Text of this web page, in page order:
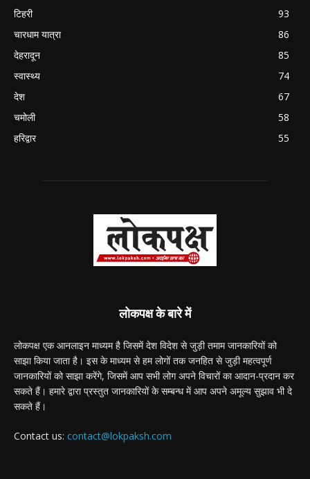
टिहरी
93
चारधाम यात्रा
86
देहरादून
85
स्वास्थ्य
74
देश
67
चमोली
58
हरिद्वार
55
लोकपक्ष के बारे में
लोकपक्ष एक आनलाइन माध्यम है जिसमें देश विदेश से जुड़ी तमाम जानकारियों को
साझा किया जाता है। इस के माध्यम से हम लोगों तक जनहित से जुड़ी महत्वपूर्ण
जानकारियों को साझा करेंगे, जिसमें आप सभी लोग अपने विचारों का आदान-प्रदान कर
सकते हैं। हमारे द्वारा प्रस्तुत जानकारियों के सम्बन्ध में आप अपने अमूल्य सुझाव भी दे
सकते हैं।
Contact us: contact@lokpaksh.com